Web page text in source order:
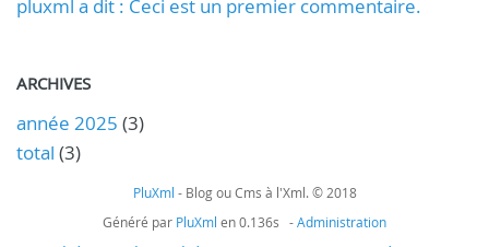
pluxml a dit : Ceci est un premier commentaire.
ARCHIVES
année 2025 (3)
total (3)
PluXml - Blog ou Cms à l'Xml. © 2018
Généré par PluXml en 0.136s -Administration